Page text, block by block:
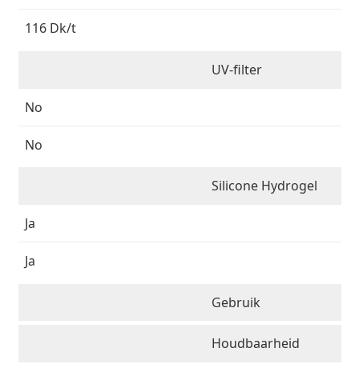
116 Dk/t
UV-filter
No
No
Silicone Hydrogel
Ja
Ja
Gebruik
Houdbaarheid